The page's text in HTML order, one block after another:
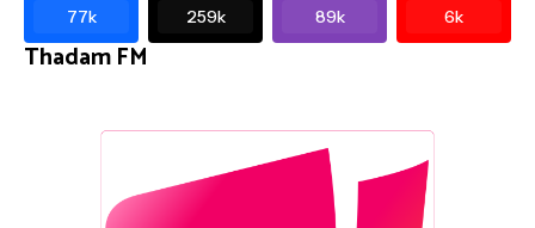
77k 259k 89k 6k
Thadam FM